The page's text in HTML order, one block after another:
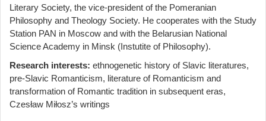
Literary Society, the vice-president of the Pomeranian
Philosophy and Theology Society. He cooperates with the Study
Station PAN in Moscow and with the Belarusian National
Science Academy in Minsk (Instutite of Philosophy).
Research interests: ethnogenetic history of Slavic literatures,
pre-Slavic Romanticism, literature of Romanticism and
transformation of Romantic tradition in subsequent eras,
Czesław Miłosz’s writings